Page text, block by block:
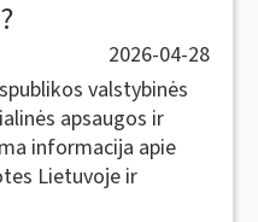
2026-04-28
valstybinės
apsaugos ir
informacija apie
Lietuvoje ir